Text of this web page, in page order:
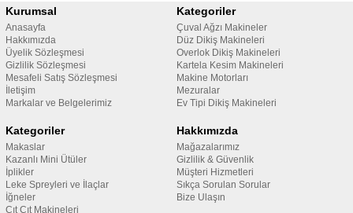
Kurumsal
Anasayfa
Hakkımızda
Üyelik Sözleşmesi
Gizlilik Sözleşmesi
Mesafeli Satış Sözleşmesi
İletişim
Markalar ve Belgelerimiz
Kategoriler
Çuval Ağzı Makineler
Düz Dikiş Makineleri
Overlok Dikiş Makineleri
Kartela Kesim Makineleri
Makine Motorları
Mezuralar
Ev Tipi Dikiş Makineleri
Kategoriler
Makaslar
Kazanlı Mini Ütüler
İplikler
Leke Spreyleri ve İlaçlar
İğneler
Çıt Çıt Makineleri
Hakkımızda
Mağazalarımız
Gizlilik & Güvenlik
Müşteri Hizmetleri
Sıkça Sorulan Sorular
Bize Ulaşın